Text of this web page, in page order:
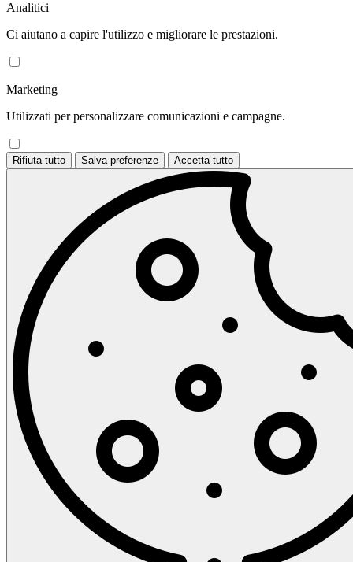
Analitici
Ci aiutano a capire l'utilizzo e migliorare le prestazioni.
Marketing
Utilizzati per personalizzare comunicazioni e campagne.
Rifiuta tutto Salva preferenze Accetta tutto